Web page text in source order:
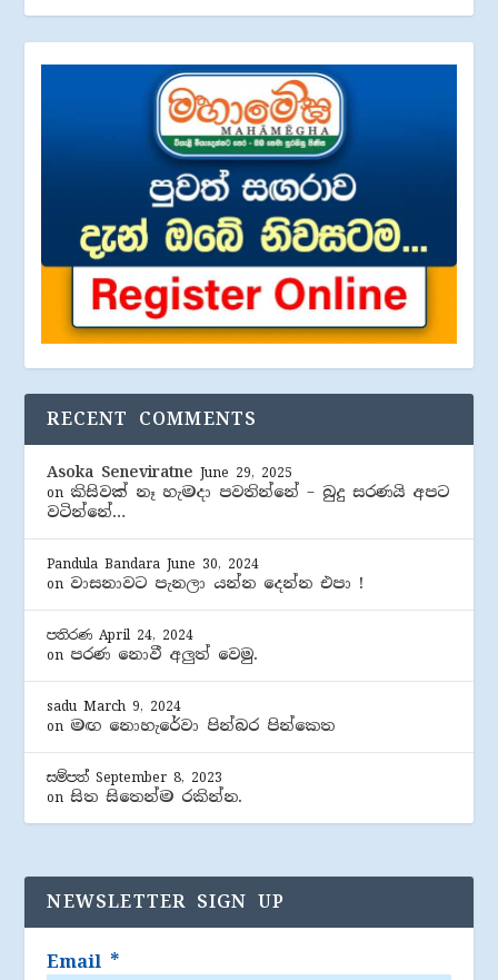
RECENT COMMENTS
Asoka Seneviratne June 29, 2025
on කිසිවක් නෑ හැමදා පවතින්නේ – බුදු සරණයි අපට
වටින්නේ…
Pandula Bandara June 30, 2024
on වාසනාවට පැනලා යන්න දෙන්න එපා !
පතිරණ April 24, 2024
on පරණ නොවී අලුත් වෙමු.
sadu March 9, 2024
on මඟ නොහැරේවා පින්බර පින්කෙත
සම්පත් September 8, 2023
onසිත සිතෙන්ම රකින්න.
NEWSLETTER SIGN UP
Email *